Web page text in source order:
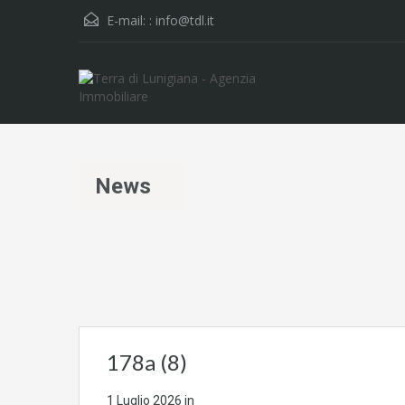
E-mail: : info@tdl.it
News
178a (8)
1 Luglio 2026 in